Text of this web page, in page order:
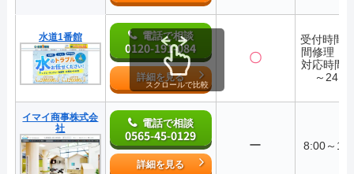
水道1番館 電話で相談
0120-191-084
詳細を見る
〇
受付時間
間修理・
対応時間
～24:00
イマイ商事株式会
社
電話で相談
0565-45-0129
詳細を見る
ー 8:00～
スクロールで比較